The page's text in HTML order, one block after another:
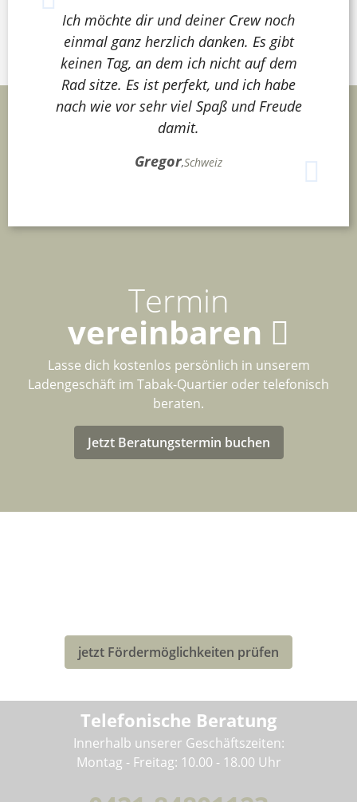
Ich möchte dir und deiner Crew noch
einmal ganz herzlich danken. Es gibt
keinen Tag, an dem ich nicht auf dem
Rad sitze. Es ist perfekt, und ich habe
nach wie vor sehr viel Spaß und Freude
damit.
Gregor,Schweiz
Termin
vereinbaren
Lasse dich kostenlos persönlich in unserem
Ladengeschäft im Tabak-Quartier oder telefonisch
beraten.
Jetzt Beratungstermin buchen
jetzt Fördermöglichkeiten prüfen
Telefonische Beratung
Innerhalb unserer Geschäftszeiten:
Montag - Freitag: 10.00 - 18.00 Uhr